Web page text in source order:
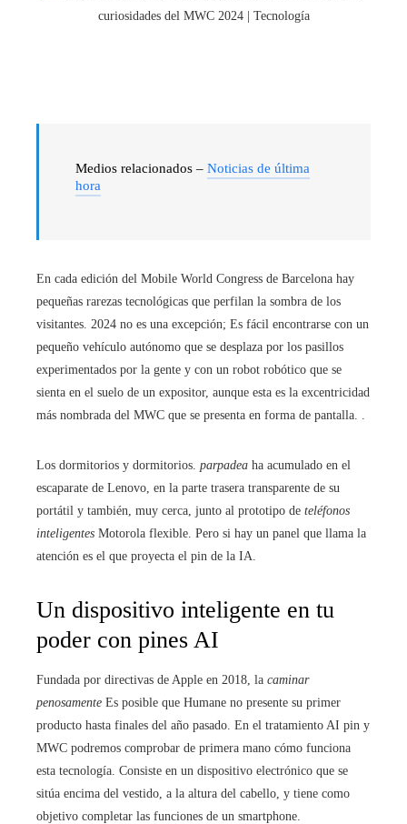
Medios relacionados – Noticias de última
hora
En cada edición del Mobile World Congress de Barcelona hay
pequeñas rarezas tecnológicas que perfilan la sombra de los
visitantes. 2024 no es una excepción; Es fácil encontrarse con un
pequeño vehículo autónomo que se desplaza por los pasillos
experimentados por la gente y con un robot robótico que se
sienta en el suelo de un expositor, aunque esta es la excentricidad
más nombrada del MWC que se presenta en forma de pantalla. .
Los dormitorios y dormitorios. parpadea ha acumulado en el
escaparate de Lenovo, en la parte trasera transparente de su
portátil y también, muy cerca, junto al prototipo de teléfonos
inteligentes Motorola flexible. Pero si hay un panel que llama la
atención es el que proyecta el pin de la IA.
Un dispositivo inteligente en tu
poder con pines AI
Fundada por directivas de Apple en 2018, la caminar
penosamente Es posible que Humane no presente su primer
producto hasta finales del año pasado. En el tratamiento AI pin y
MWC podremos comprobar de primera mano cómo funciona
esta tecnología. Consiste en un dispositivo electrónico que se
sitúa encima del vestido, a la altura del cabello, y tiene como
objetivo completar las funciones de un smartphone.